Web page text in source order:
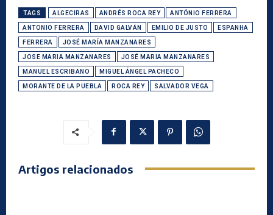
TAGS ALGECIRAS ANDRÉS ROCA REY ANTÓNIO FERRERA
ANTONIO FERRERA DAVID GALVÁN EMILIO DE JUSTO ESPANHA
FERRERA JOSÉ MARÍA MANZANARES
JOSE MARIA MANZANARES JOSÉ MARIA MANZANARES
MANUEL ESCRIBANO MIGUEL ÁNGEL PACHECO
MORANTE DE LA PUEBLA ROCA REY SALVADOR VEGA
Artigos relacionados